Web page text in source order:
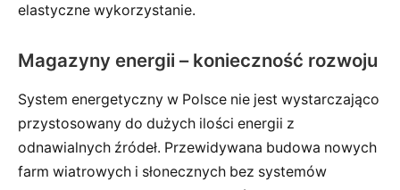
elastyczne wykorzystanie.
Magazyny energii – konieczność rozwoju
System energetyczny w Polsce nie jest wystarczająco
przystosowany do dużych ilości energii z
odnawialnych źródeł. Przewidywana budowa nowych
farm wiatrowych i słonecznych bez systemów